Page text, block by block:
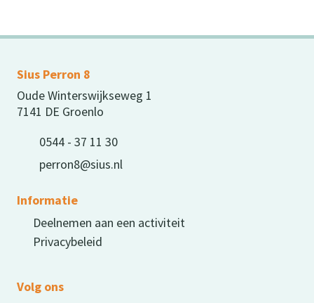
Sius Perron 8
Oude Winterswijkseweg 1
7141 DE Groenlo
0544 - 37 11 30
perron8@sius.nl
Informatie
Deelnemen aan een activiteit
Privacybeleid
Volg ons